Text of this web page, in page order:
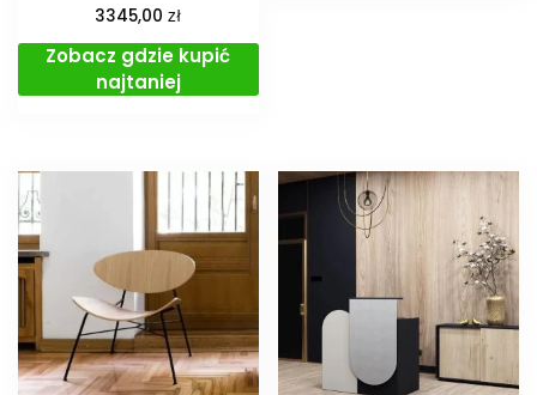
3345,00zł
Zobacz gdzie kupić
najtaniej